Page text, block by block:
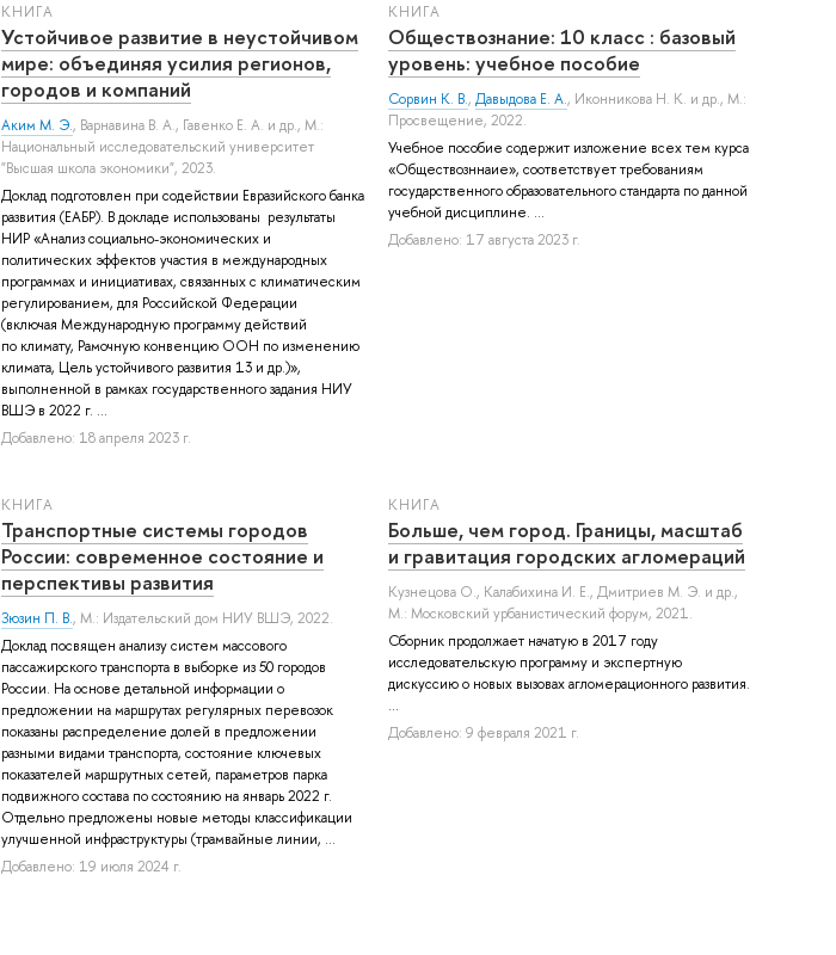
КНИГА
Устойчивое развитие в неустойчивом
мире: объединяя усилия регионов,
городов и компаний
Аким М. Э., Варнавина В. А., Гавенко Е. А. и др., М.:
Национальный исследовательский университет
"Высшая школа экономики", 2023.
Доклад подготовлен при содействии Евразийского банка
развития (ЕАБР). В докладе использованы результаты
НИР «Анализ социально-экономических и
политических эффектов участия в международных
программах и инициативах, связанных с климатическим
регулированием, для Российской Федерации
(включая Международную программу действий
по климату, Рамочную конвенцию ООН по изменению
климата, Цель устойчивого развития 13 и др.)»,
выполненной в рамках государственного задания НИУ
ВШЭ в 2022 г. ...
Добавлено: 18 апреля 2023 г.
КНИГА
Обществознание: 10 класс : базовый
уровень: учебное пособие
Сорвин К. В.,Давыдова Е. А., Иконникова Н. К. и др., М.:
Просвещение, 2022.
Учебное пособие содержит изложение всех тем курса
«Обществозннаие», соответствует требованиям
государственного образовательного стандарта по данной
учебной дисциплине. ...
Добавлено: 17 августа 2023 г.
КНИГА
Транспортные системы городов
России: современное состояние и
перспективы развития
Зюзин П. В., М.: Издательский дом НИУ ВШЭ, 2022.
Доклад посвящен анализу систем массового
пассажирского транспорта в выборке из 50 городов
России. На основе детальной информации о
предложении на маршрутах регулярных перевозок
показаны распределение долей в предложении
разными видами транспорта, состояние ключевых
показателей маршрутных сетей, параметров парка
подвижного состава по состоянию на январь 2022 г.
Отдельно предложены новые методы классификации
улучшенной инфраструктуры (трамвайные линии, ...
Добавлено: 19 июля 2024 г.
КНИГА
Больше, чем город. Границы, масштаб
и гравитация городских агломераций
Кузнецова О., Калабихина И. Е.,Дмитриев М. Э. и др.,
М.: Московский урбанистический форум, 2021.
Сборник продолжает начатую в 2017 году
исследовательскую программу и экспертную
дискуссию о новых вызовах агломерационного развития.
...
Добавлено: 9 февраля 2021 г.